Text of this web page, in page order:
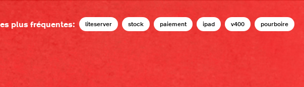
plus fréquentes: liteserver stock paiement ipad v400 pourboire